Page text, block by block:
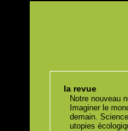
la revue
Notre nouveau
Imaginer le
demain.
utopies